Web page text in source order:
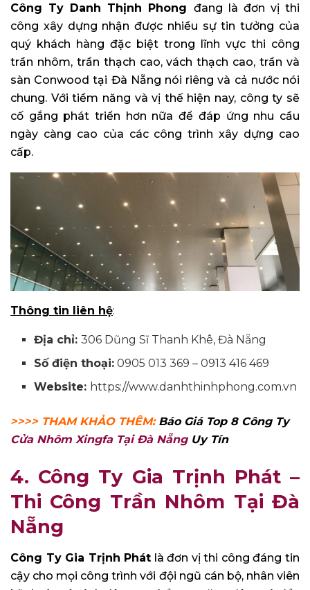
Công Ty Danh Thịnh Phong đang là đơn vị thi
công xây dựng nhận được nhiều sự tin tưởng của
quý khách hàng đặc biệt trong lĩnh vực thi công
trần nhôm, trần thạch cao, vách thạch cao, trần và
sàn Conwood tại Đà Nẵng nói riêng và cả nước nói
chung. Với tiềm năng và vị thế hiện nay, công ty sẽ
cố gắng phát triển hơn nữa để đáp ứng nhu cầu
ngày càng cao của các công trình xây dựng cao
cấp.
Thông tin liên hệ:
Địa chỉ:306 Dũng Sĩ Thanh Khê, Đà Nẵng
Số điện thoại: 0905 013 369 – 0913 416 469
Website: https://www.danhthinhphong.com.vn
>>>> THAM KHẢO THÊM: Báo Giá Top 8 Công Ty
Cửa Nhôm Xingfa Tại Đà Nẵng Uy Tín
4. Công Ty Gia Trịnh Phát –
Thi Công Trần Nhôm Tại Đà
Nẵng
Công Ty Gia Trịnh Phát là đơn vị thi công đáng tin
cậy cho mọi công trình với đội ngũ cán bộ, nhân viên